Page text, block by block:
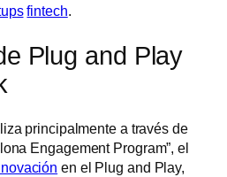
fintech.
Plug and Play
principalmente a través de
Engagement Program”, el
en el Plug and Play,